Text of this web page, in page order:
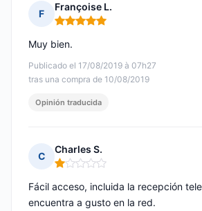
F
Françoise L.
Nota: 5 de 5
Publicado el 17/08/2019 à 07h27
tras una compra de 10/08/2019
Muy bien.
Opinión traducida
C
Charles S.
Nota: 1 de 5
Fácil acceso, incluida la recepción
encuentra a gusto en la red.